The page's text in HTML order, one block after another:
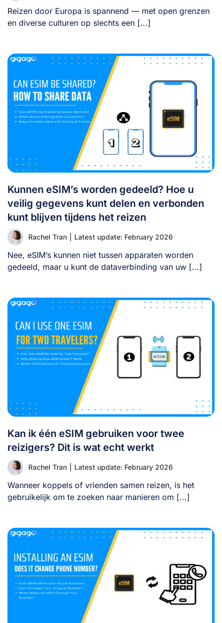
Reizen door Europa is spannend — met open grenzen
en diverse culturen op slechts een [...]
Kunnen eSIM’s worden gedeeld? Hoe u
veilig gegevens kunt delen en verbonden
kunt blijven tijdens het reizen
Rachel Tran Latest update: February 2026
Nee, eSIM’s kunnen niet tussen apparaten worden
gedeeld, maar u kunt de dataverbinding van uw [...]
Kan ik één eSIM gebruiken voor twee
reizigers? Dit is wat echt werkt
Rachel Tran Latest update: February 2026
Wanneer koppels of vrienden samen reizen, is het
gebruikelijk om te zoeken naar manieren om [...]